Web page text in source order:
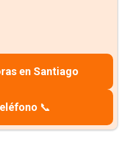
en Santiago
📞